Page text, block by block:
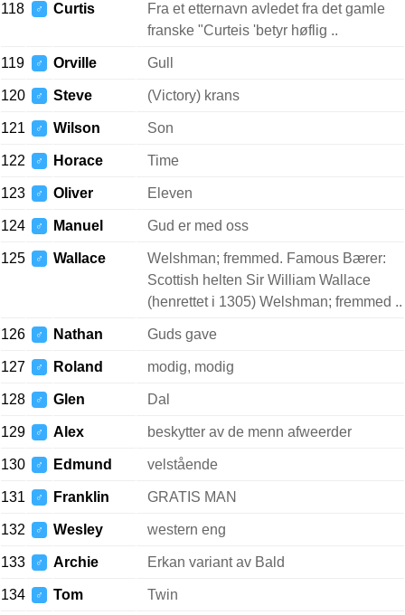
118 ♂ Curtis
Fra et etternavn avledet fra det gamle
franske "Curteis 'betyr høflig ..
119 ♂ Orville Gull
120 ♂ Steve (Victory) krans
121 ♂ Wilson Son
122 ♂ Horace Time
123 ♂ Oliver Eleven
124 ♂ Manuel Gud er med oss
125 ♂ Wallace
Welshman; fremmed. Famous Bærer:
Scottish helten Sir William Wallace
(henrettet i 1305) Welshman; fremmed ..
126 ♂ Nathan Guds gave
127 ♂ Roland modig, modig
128 ♂ Glen Dal
129 ♂ Alex beskytter av de menn afweerder
130 ♂ Edmund velstående
131 ♂ Franklin GRATIS MAN
132 ♂ Wesley western eng
133 ♂ Archie Erkan variant av Bald
134 ♂ Tom Twin